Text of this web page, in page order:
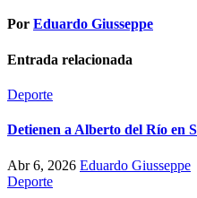
Por Eduardo Giusseppe
Entrada relacionada
Deporte
Detienen a Alberto del Río en
Abr 6, 2026 Eduardo Giusseppe
Deporte